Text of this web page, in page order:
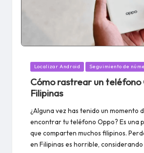
Publicado
Localizar Android Seguimiento de
Cómo rastrear un teléfono
Filipinas
¿Alguna vez has tenido un momento
encontrar tu teléfono Oppo? Es una
que comparten muchos filipinos.
en Filipinas es horrible, considerando